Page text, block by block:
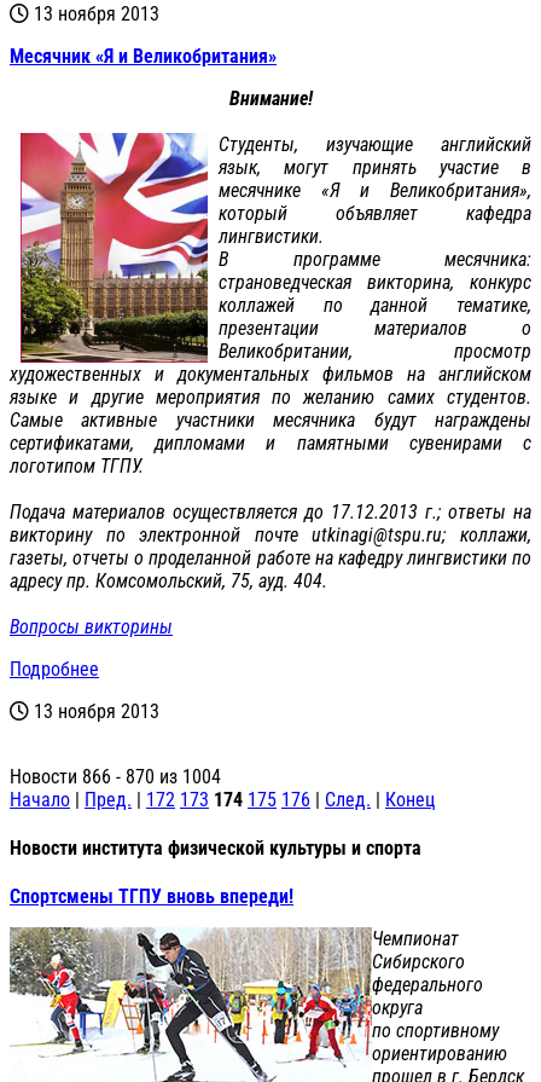
13 ноября 2013
Месячник «Я и Великобритания»
Внимание!
Студенты, изучающие английский
язык, могут принять участие в
месячнике «Я и Великобритания»,
который объявляет кафедра
лингвистики.
В программе месячника:
страноведческая викторина, конкурс
коллажей по данной тематике,
презентации материалов о
Великобритании, просмотр
художественных и документальных фильмов на английском
языке и другие мероприятия по желанию самих студентов.
Самые активные участники месячника будут награждены
сертификатами, дипломами и памятными сувенирами с
логотипом ТГПУ.
Подача материалов осуществляется до 17.12.2013 г.; ответы на
викторину по электронной почте utkinagi@tspu.ru; коллажи,
газеты, отчеты о проделанной работе на кафедру лингвистики по
адресу пр. Комсомольский, 75, ауд. 404.
Вопросы викторины
Подробнее
13 ноября 2013
Новости 866 - 870 из 1004
Начало | Пред. | 172 173 174 175 176 | След. | Конец
Новости института физической культуры и спорта
Спортсмены ТГПУ вновь впереди!
Чемпионат
Сибирского
федерального
округа
по спортивному
ориентированию
прошел в г. Бердск